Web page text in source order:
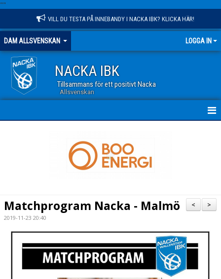
""
VILL DU TESTA PÅ INNEBANDY I NACKA IBK? KLICKA HÄR!
DAM ALLSVENSKAN LOGGA IN
NACKA IBK
Tillsammans för ett positivt Nacka
Allsvenskan
MATCHER
>
<
Matchprogram Nacka - Malmö
2019-11-23 20:40